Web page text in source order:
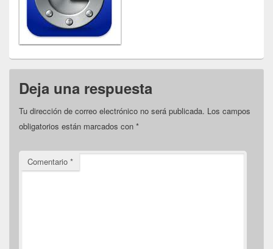
Deja una respuesta
Tu dirección de correo electrónico no será publicada. Los campos
obligatorios están marcados con *
Comentario *